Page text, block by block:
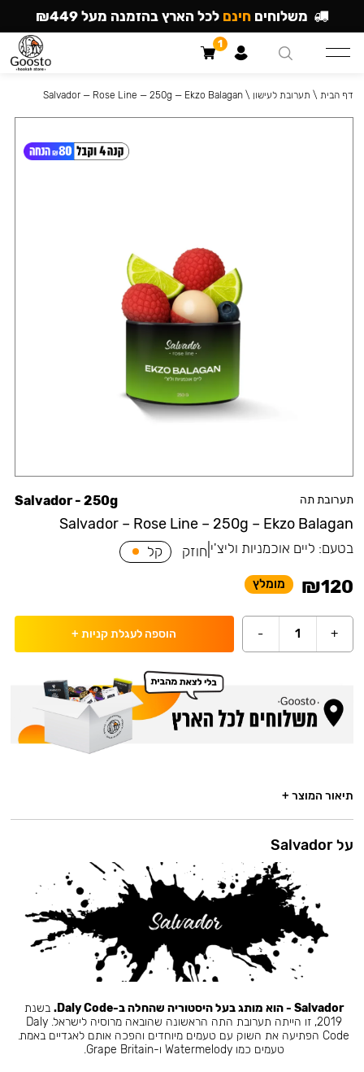
תערובת תה
Salvador – Rose Line – 250g – Ekzo Balagan
Salvador - 250g
בטעם: ליים אוכמניות וליצ'י חוזק קל
₪120 מומלץ
+
1
- הוספה לעגלת קניות +
דף הבית \ תערובת לעישון \
Salvador — Rose Line — 250g — Ekzo Balagan
תיאור המוצר +
על Salvador
Salvador - הוא מותג בעל היסטוריה שהחלה ב-Daly Code.
בשנת
2019, זו הייתה תערובת התה הראשונה שהובאה מרוסיה לישראל. Daly
Code הפתיעה את השוק עם טעמים מיוחדים והפכה אותם לאגדיים באמת.
טעמים כמו Watermelody ו-Grape Britain.
משלוחים חינם לכל הארץ בהזמנה מעל ₪449
1